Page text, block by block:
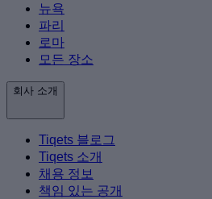
뉴욕
파리
로마
모든 장소
회사 소개
Tiqets 블로그
Tiqets 소개
채용 정보
책임 있는 공개